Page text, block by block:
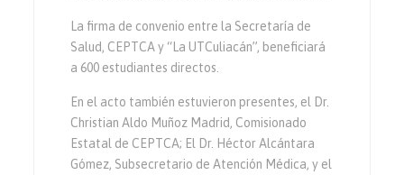
La firma de convenio entre la Secretaría de
Salud, CEPTCA y “La UTCuliacán”, beneficiará
a 600 estudiantes directos.
En el acto también estuvieron presentes, el Dr.
Christian Aldo Muñoz Madrid, Comisionado
Estatal de CEPTCA; El Dr. Héctor Alcántara
Gómez, Subsecretario de Atención Médica, y el